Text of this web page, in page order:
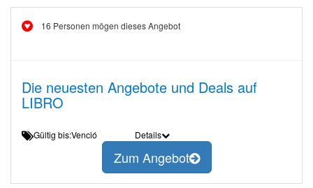
16 Personen mögen dieses Angebot
Die neuesten Angebote und Deals auf
LIBRO
Gültig bis:Venció Details
Zum Angebot